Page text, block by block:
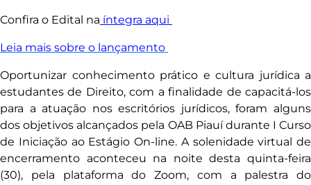
Confira o Edital na íntegra aqui
Leia mais sobre o lançamento
Oportunizar conhecimento prático e cultura jurídica a
estudantes de Direito, com a finalidade de capacitá-los
para a atuação nos escritórios jurídicos, foram alguns
dos objetivos alcançados pela OAB Piauí durante I Curso
de Iniciação ao Estágio On-line. A solenidade virtual de
encerramento aconteceu na noite desta quinta-feira
(30), pela plataforma do Zoom, com a palestra do